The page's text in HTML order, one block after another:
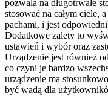
pozwala na długotrwałe
stosować na całym ciele,
pachami, i jest
Dodatkowe zalety to
ustawień i wybór oraz
Urządzenie jest również
co czyni je bardzo
urządzenie ma
być wadą dla